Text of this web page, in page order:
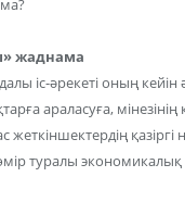
жаднама
іс-әрекеті оның кейін
араласуға, мінезінің
қазіргі
туралы экономикалық